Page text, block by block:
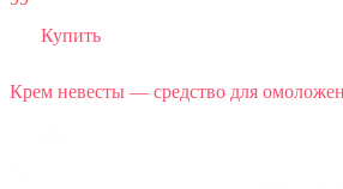
Купить
Крем невесты — средство для